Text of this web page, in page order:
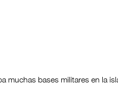
muchas bases militares en la